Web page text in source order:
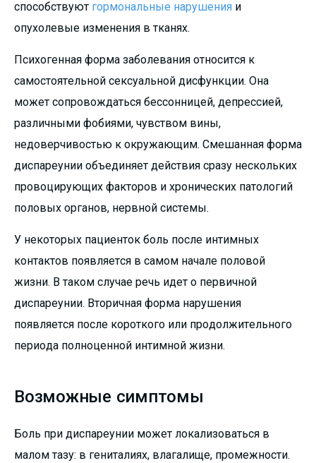
способствуют гормональные нарушения и
опухолевые изменения в тканях.
Психогенная форма заболевания относится к
самостоятельной сексуальной дисфункции. Она
может сопровождаться бессонницей, депрессией,
различными фобиями, чувством вины,
недоверчивостью к окружающим. Смешанная форма
диспареунии объединяет действия сразу нескольких
провоцирующих факторов и хронических патологий
половых органов, нервной системы.
У некоторых пациенток боль после интимных
контактов появляется в самом начале половой
жизни. В таком случае речь идет о первичной
диспареунии. Вторичная форма нарушения
появляется после короткого или продолжительного
периода полноценной интимной жизни.
Возможные симптомы
Боль при диспареунии может локализоваться в
малом тазу: в гениталиях, влагалище, промежности.